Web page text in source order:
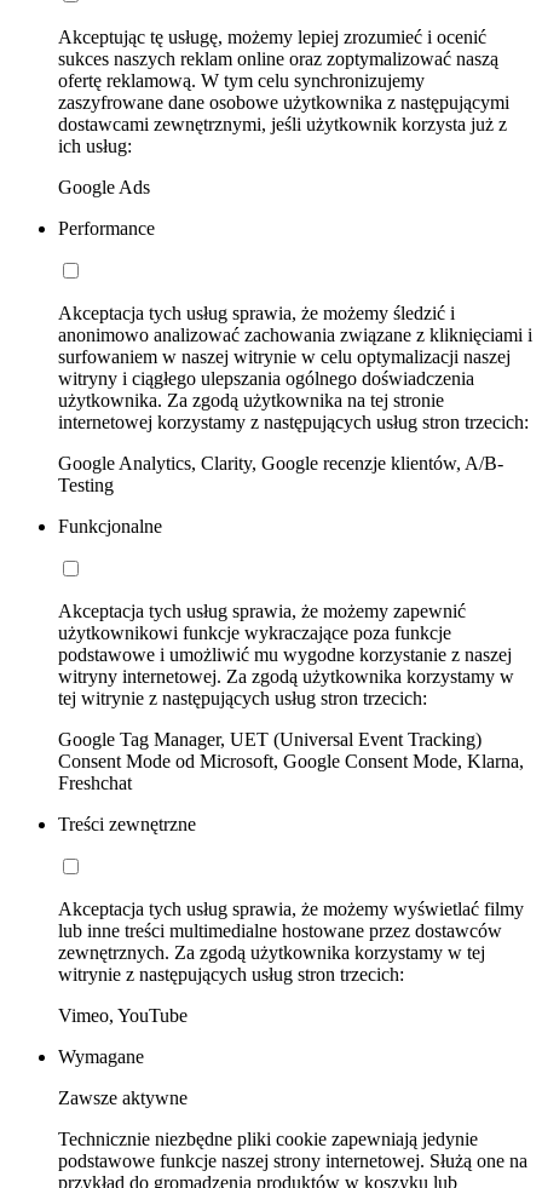
Akceptując tę usługę, możemy lepiej zrozumieć i ocenić
sukces naszych reklam online oraz zoptymalizować naszą
ofertę reklamową. W tym celu synchronizujemy
zaszyfrowane dane osobowe użytkownika z następującymi
dostawcami zewnętrznymi, jeśli użytkownik korzysta już z
ich usług:
Google Ads
Performance
Akceptacja tych usług sprawia, że możemy śledzić i
anonimowo analizować zachowania związane z kliknięciami i
surfowaniem w naszej witrynie w celu optymalizacji naszej
witryny i ciągłego ulepszania ogólnego doświadczenia
użytkownika. Za zgodą użytkownika na tej stronie
internetowej korzystamy z następujących usług stron trzecich:
Google Analytics, Clarity, Google recenzje klientów, A/B-
Testing
Funkcjonalne
Akceptacja tych usług sprawia, że możemy zapewnić
użytkownikowi funkcje wykraczające poza funkcje
podstawowe i umożliwić mu wygodne korzystanie z naszej
witryny internetowej. Za zgodą użytkownika korzystamy w
tej witrynie z następujących usług stron trzecich:
Google Tag Manager, UET (Universal Event Tracking)
Consent Mode od Microsoft, Google Consent Mode, Klarna,
Freshchat
Treści zewnętrzne
Akceptacja tych usług sprawia, że możemy wyświetlać filmy
lub inne treści multimedialne hostowane przez dostawców
zewnętrznych. Za zgodą użytkownika korzystamy w tej
witrynie z następujących usług stron trzecich:
Vimeo, YouTube
Wymagane
Zawsze aktywne
Technicznie niezbędne pliki cookie zapewniają jedynie
podstawowe funkcje naszej strony internetowej. Służą one na
przykład do gromadzenia produktów w koszyku lub